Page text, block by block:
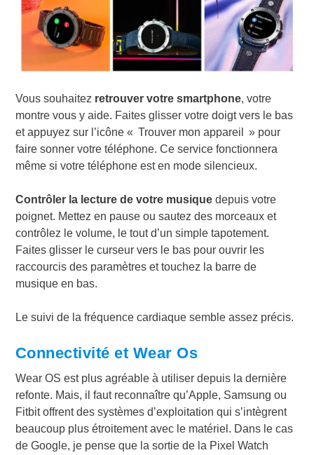
Vous souhaitez retrouver votre smartphone, votre
montre vous y aide. Faites glisser votre doigt vers le bas
et appuyez sur l’icône « Trouver mon appareil » pour
faire sonner votre téléphone. Ce service fonctionnera
même si votre téléphone est en mode silencieux.
Contrôler la lecture de votre musiquedepuis votre
poignet. Mettez en pause ou sautez des morceaux et
contrôlez le volume, le tout d’un simple tapotement.
Faites glisser le curseur vers le bas pour ouvrir les
raccourcis des paramètres et touchez la barre de
musique en bas.
Le suivi de la fréquence cardiaque semble assez précis.
Connectivité et Wear Os
Wear OS est plus agréable à utiliser depuis la dernière
refonte. Mais, il faut reconnaître qu’Apple, Samsung ou
Fitbit offrent des systèmes d’exploitation qui s’intègrent
beaucoup plus étroitement avec le matériel. Dans le cas
de Google, je pense que la sortie de la Pixel Watch